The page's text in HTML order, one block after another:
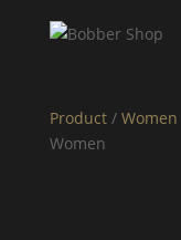
Product/ Women
Women